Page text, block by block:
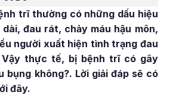
trĩ thường có những dấu hiệu
đau rát, chảy máu hậu môn,
người xuất hiện tình trạng đau
Vậy thực tế, bị bệnh trĩ có gây
bụng không?. Lời giải đáp sẽ có
đây.